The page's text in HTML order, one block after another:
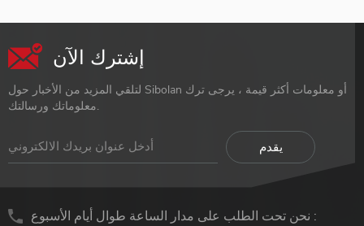
إشترك الآن
لتلقي المزيد من الأخبار حول Sibolan أو معلومات أكثر قيمة ، يرجى ترك
معلوماتك ورسالتك.
نحن تحت الطلب على مدار الساعة طوال أيام الأسبوع :